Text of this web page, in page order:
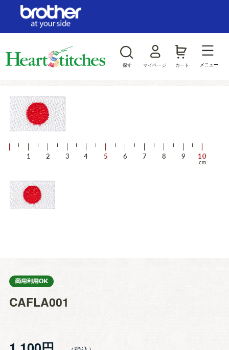
探す マイページ カート メニュー
CAFLA001
ログイン/新規会員登録
ジャンルから探す